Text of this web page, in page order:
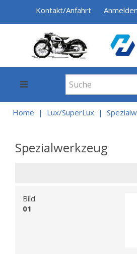
Kontakt/Anfahrt Anmelden
Home Lux/SuperLux
Spezialwerkzeug
Bild
01